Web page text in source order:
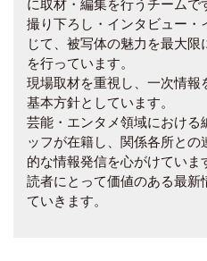
に取材・編集を行うチームで
撮り下ろし・インタビュー・
じて、被写体の魅力を最大
を行っています。
現場取材を重視し、一次情報
基本方針としています。
芸能・エンタメ領域における
ッフが在籍し、関係各所と
的な情報発信を心がけていま
読者にとって価値のある最新
ていきます。